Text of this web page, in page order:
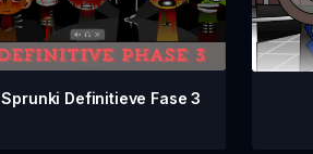
Sprunki Definitieve Fase 3